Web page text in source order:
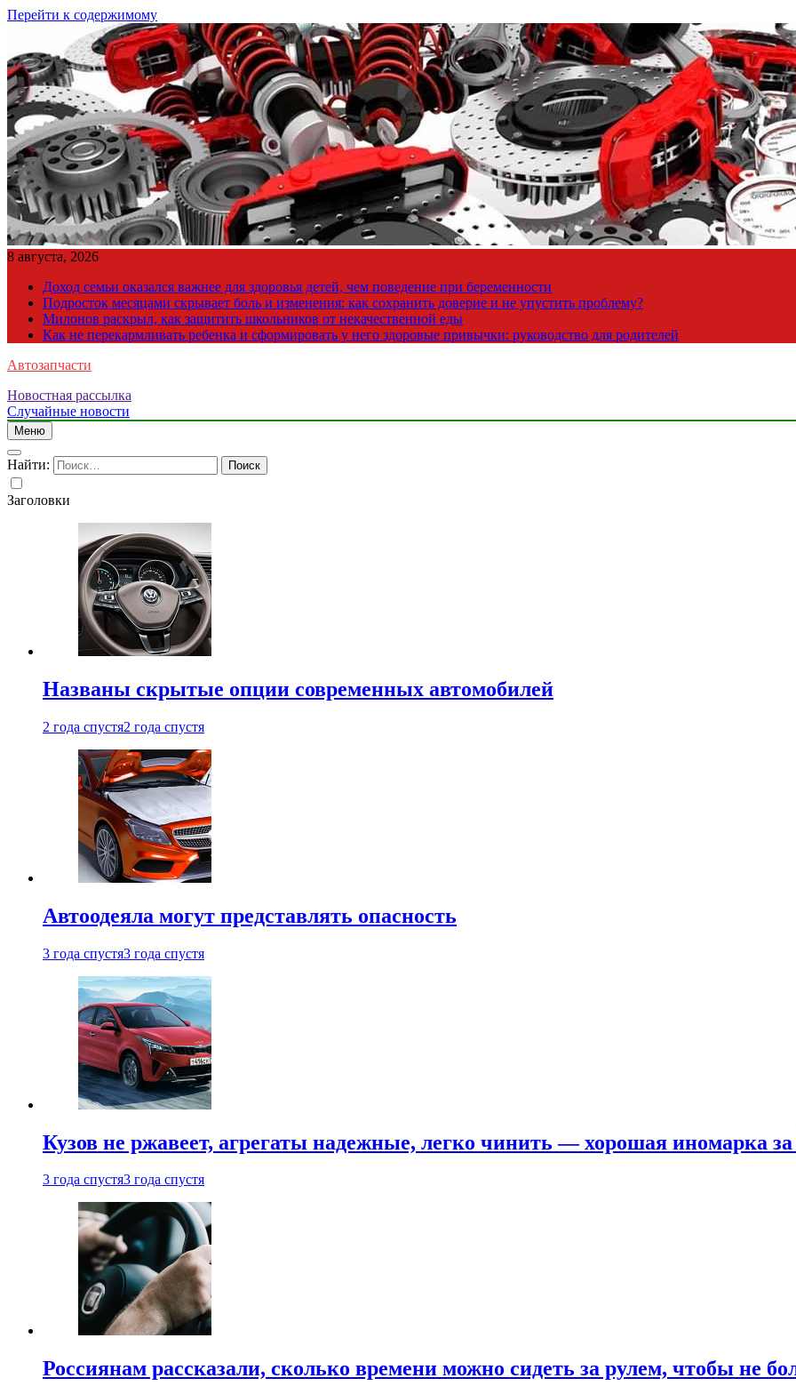
Перейти к содержимому
8 августа, 2026
Доход семьи оказался важнее для здоровья детей, чем поведение при беременности
Подросток месяцами скрывает боль и изменения: как сохранить доверие и не упустить проблему?
Милонов раскрыл, как защитить школьников от некачественной еды
Как не перекармливать ребенка и сформировать у него здоровые привычки: руководство для родителей
Автозапчасти
Новостная рассылка
Случайные новости
Меню
Найти:
Заголовки
Названы скрытые опции современных автомобилей
2 года спустя2 года спустя
Автоодеяла могут представлять опасность
3 года спустя3 года спустя
Кузов не ржавеет, агрегаты надежные, легко чинить — хорошая иномарка за
3 года спустя3 года спустя
Россиянам рассказали, сколько времени можно сидеть за рулем, чтобы не